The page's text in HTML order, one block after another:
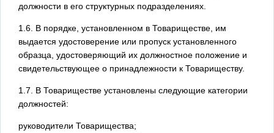
должности в его структурных подразделениях.
1.6. В порядке, установленном в Товариществе, им
выдается удостоверение или пропуск установленного
образца, удостоверяющий их должностное положение и
свидетельствующее о принадлежности к Товариществу.
1.7. В Товариществе установлены следующие категории
должностей:
руководители Товарищества;